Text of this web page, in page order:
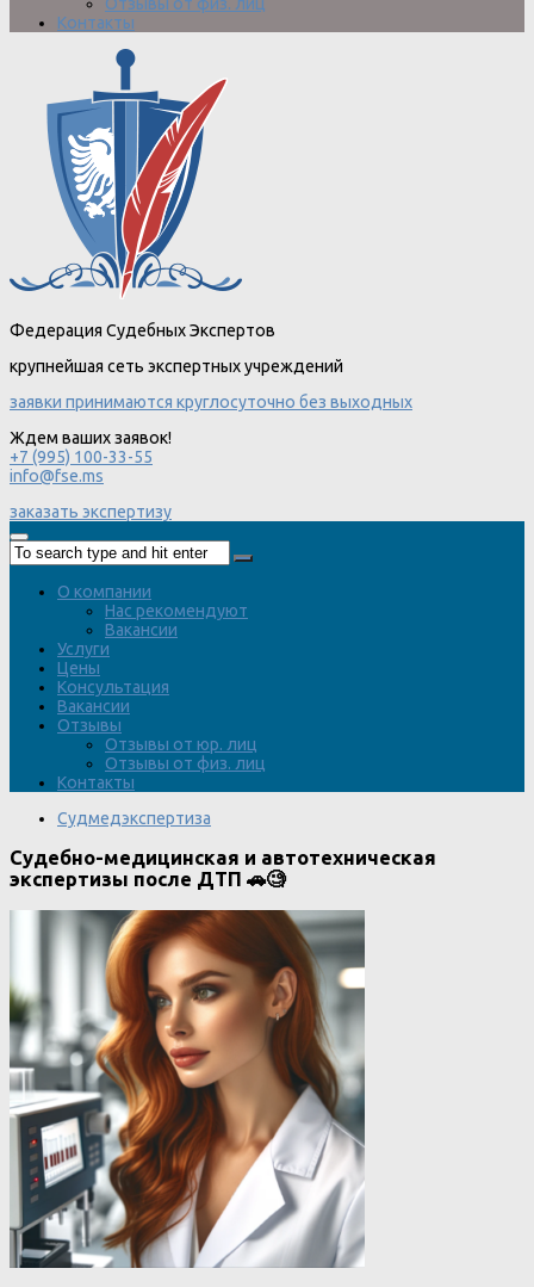
Отзывы от физ. лиц
Контакты
Федерация Судебных Экспертов
крупнейшая сеть экспертных учреждений
заявки принимаются круглосуточно без выходных
Ждем ваших заявок!
+7 (995) 100-33-55
info@fse.ms
заказать экспертизу
О компании
Нас рекомендуют
Вакансии
Услуги
Цены
Консультация
Вакансии
Отзывы
Отзывы от юр. лиц
Отзывы от физ. лиц
Контакты
Судмедэкспертиза
Судебно-медицинская и автотехническая
экспертизы после ДТП 🚗🧐